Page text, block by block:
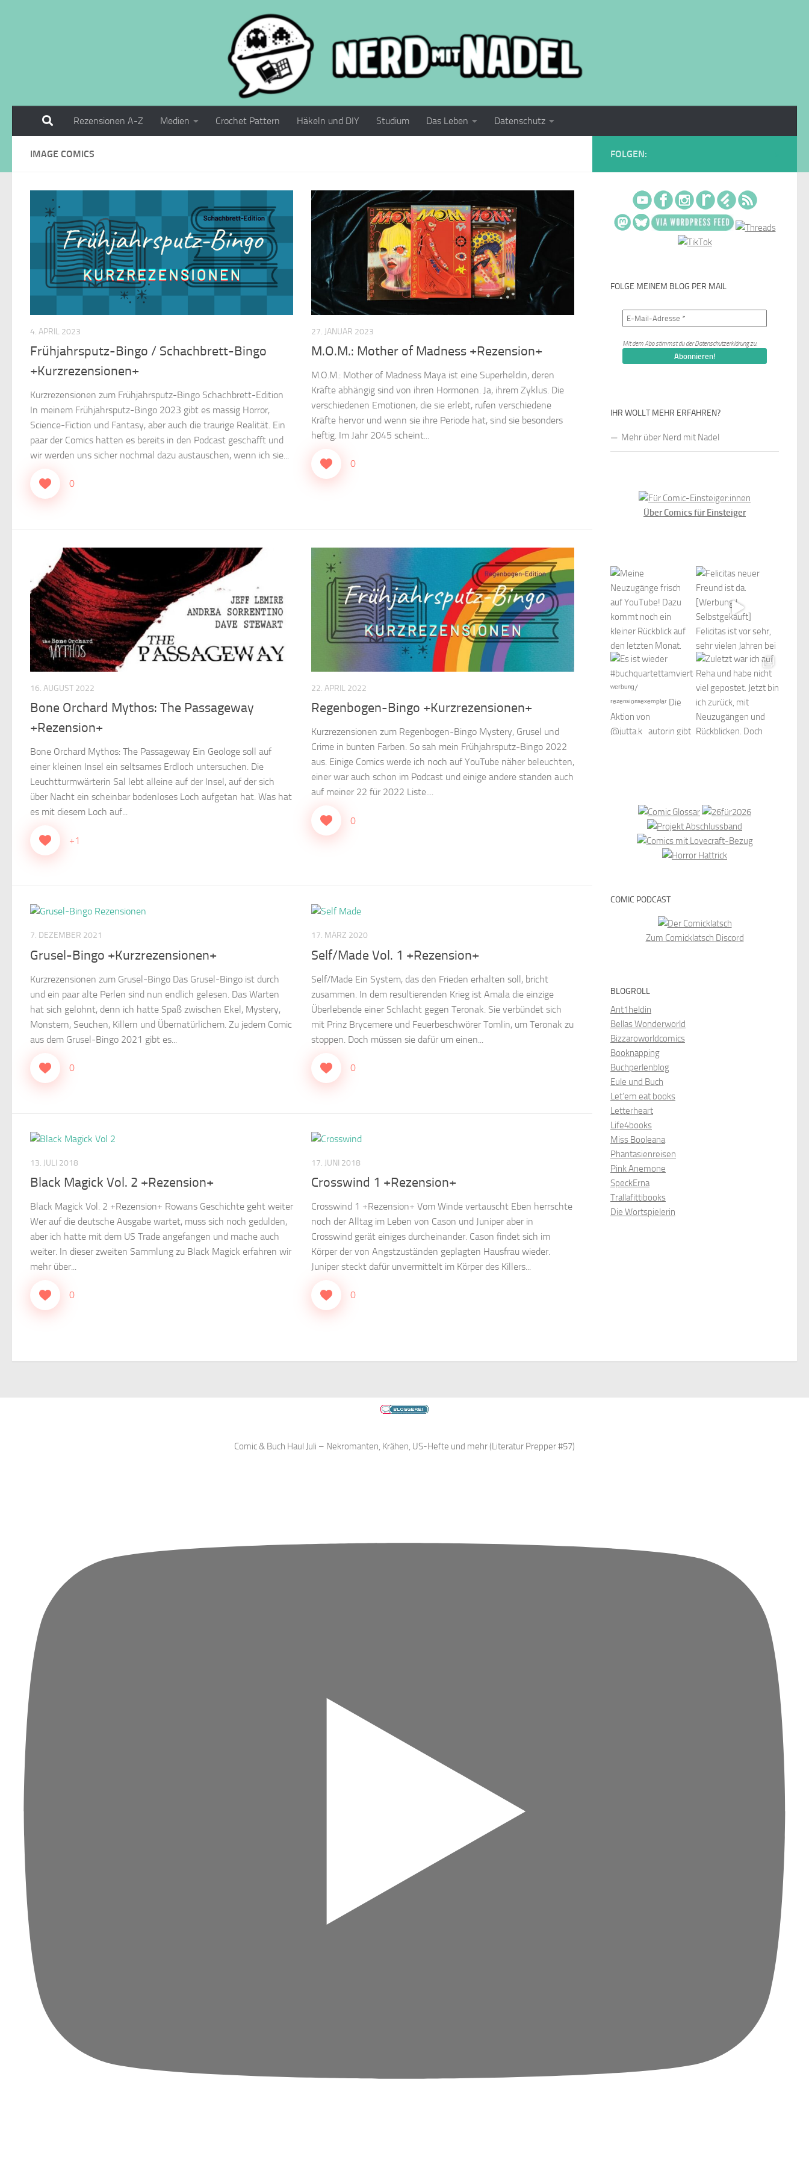
Rezensionen A-Z Medien Crochet Pattern Häkeln und DIY Studium Das Leben Datenschutz
IMAGE COMICS
4. APRIL 2023
Frühjahrsputz-Bingo / Schachbrett-Bingo
+Kurzrezensionen+
Kurzrezensionen zum Frühjahrsputz-Bingo Schachbrett-Edition
In meinem Frühjahrsputz-Bingo 2023 gibt es massig Horror,
Science-Fiction und Fantasy, aber auch die traurige Realität. Ein
paar der Comics hatten es bereits in den Podcast geschafft und
wir werden uns sicher nochmal dazu austauschen, wenn ich sie...
0
27. JANUAR 2023
M.O.M.: Mother of Madness +Rezension+
M.O.M.: Mother of Madness Maya ist eine Superheldin, deren
Kräfte abhängig sind von ihren Hormonen. Ja, ihrem Zyklus. Die
verschiedenen Emotionen, die sie erlebt, rufen verschiedene
Kräfte hervor und wenn sie ihre Periode hat, sind sie besonders
heftig. Im Jahr 2045 scheint...
0
16. AUGUST 2022
Bone Orchard Mythos: The Passageway
+Rezension+
Bone Orchard Mythos: The Passageway Ein Geologe soll auf
einer kleinen Insel ein seltsames Erdloch untersuchen. Die
Leuchtturmwärterin Sal lebt alleine auf der Insel, auf der sich
über Nacht ein scheinbar bodenloses Loch aufgetan hat. Was hat
es mit diesem Loch auf...
+1
22. APRIL 2022
Regenbogen-Bingo +Kurzrezensionen+
Kurzrezensionen zum Regenbogen-Bingo Mystery, Grusel und
Crime in bunten Farben. So sah mein Frühjahrsputz-Bingo 2022
aus. Einige Comics werde ich noch auf YouTube näher beleuchten,
einer war auch schon im Podcast und einige andere standen auch
auf meiner 22 für 2022 Liste....
0
7. DEZEMBER 2021
Grusel-Bingo +Kurzrezensionen+
Kurzrezensionen zum Grusel-Bingo Das Grusel-Bingo ist durch
und ein paar alte Perlen sind nun endlich gelesen. Das Warten
hat sich gelohnt, denn ich hatte Spaß zwischen Ekel, Mystery,
Monstern, Seuchen, Killern und Übernatürlichem. Zu jedem Comic
aus dem Grusel-Bingo 2021 gibt es...
0
17. MÄRZ 2020
Self/Made Vol. 1 +Rezension+
Self/Made Ein System, das den Frieden erhalten soll, bricht
zusammen. In dem resultierenden Krieg ist Amala die einzige
Überlebende einer Schlacht gegen Teronak. Sie verbündet sich
mit Prinz Brycemere und Feuerbeschwörer Tomlin, um Teronak zu
stoppen. Doch müssen sie dafür um einen...
0
13. JULI 2018
Black Magick Vol. 2 +Rezension+
Black Magick Vol. 2 +Rezension+ Rowans Geschichte geht weiter
Wer auf die deutsche Ausgabe wartet, muss sich noch gedulden,
aber ich hatte mit dem US Trade angefangen und mache auch
weiter. In dieser zweiten Sammlung zu Black Magick erfahren wir
mehr über...
0
17. JUNI 2018
Crosswind 1 +Rezension+
Crosswind 1 +Rezension+ Vom Winde vertauscht Eben herrschte
noch der Alltag im Leben von Cason und Juniper aber in
Crosswind gerät einiges durcheinander. Cason findet sich im
Körper der von Angstzuständen geplagten Hausfrau wieder.
Juniper steckt dafür unvermittelt im Körper des Killers...
0
FOLGEN:
FOLGE MEINEM BLOG PER MAIL
Mit dem Abo stimmst du derDatenschutzerklärungzu.
IHR WOLLT MEHR ERFAHREN?
Mehr über Nerd mit Nadel
Über Comics für Einsteiger
COMIC PODCAST
Zum Comicklatsch Discord
BLOGROLL
Ant1heldin
Bellas Wonderworld
Bizzaroworldcomics
Booknapping
Buchperlenblog
Eule und Buch
Let’em eat books
Letterheart
Life4books
Miss Booleana
Phantasienreisen
Pink Anemone
SpeckErna
Trallafittibooks
Die Wortspielerin
Comic & Buch Haul Juli – Nekromanten, Krähen, US-Hefte und mehr (Literatur Prepper #57)